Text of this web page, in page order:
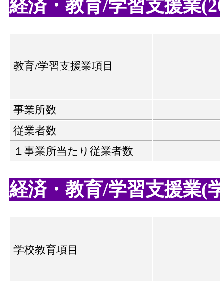
経済・教育/学習支援業
教育/学習支援業項目
事業所数
従業者数
１事業所当たり従業者数
経済・教育/学習支援業(
学校教育項目